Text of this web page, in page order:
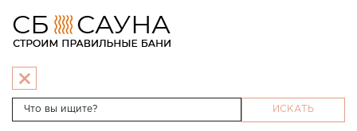
ИСКАТЬ